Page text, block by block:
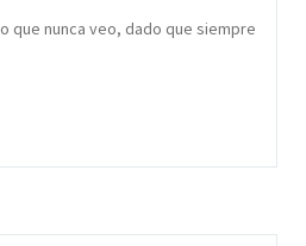
que nunca veo, dado que siempre